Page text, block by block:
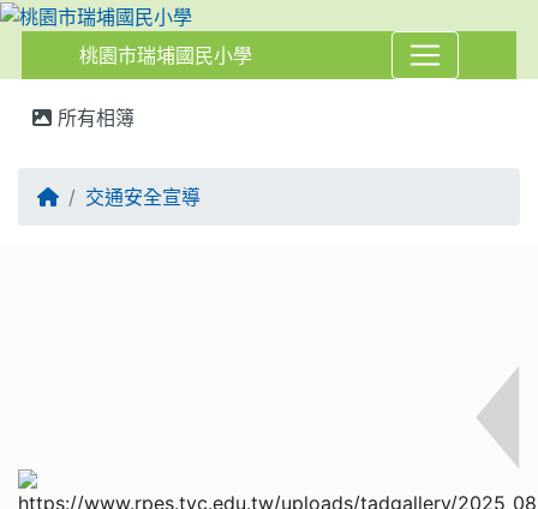
桃園市瑞埔國民小學
所有相簿
交通安全宣導